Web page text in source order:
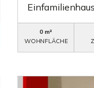
Einfamilienhaus
0 m²
WOHNFLÄCHE